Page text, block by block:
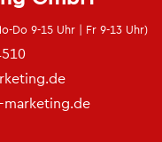
Do 9-15 Uhr | Fr 9-13 Uhr)